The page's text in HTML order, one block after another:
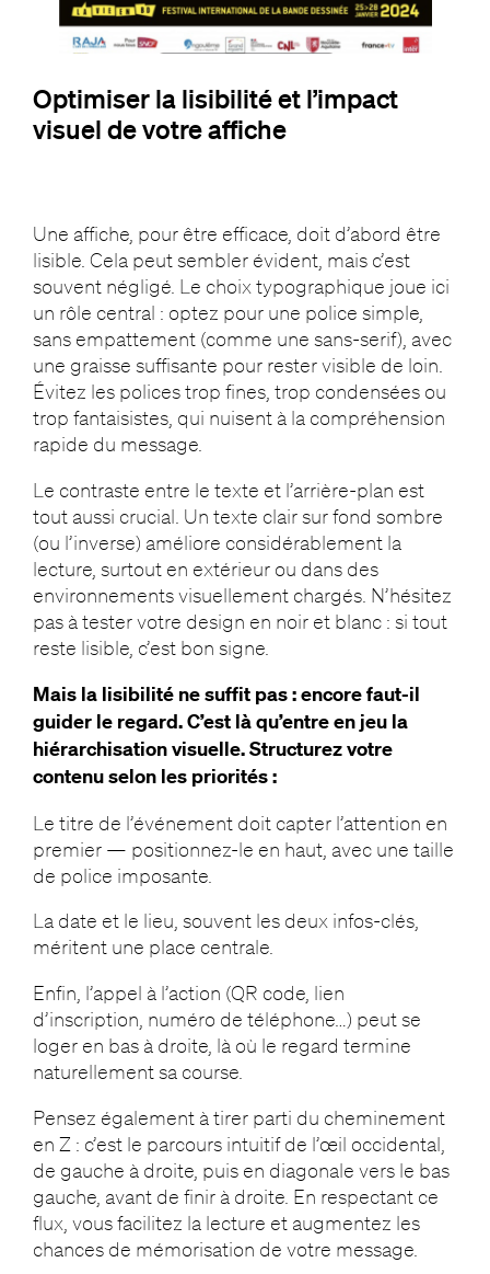
Optimiser la lisibilité et l’impact
visuel de votre affiche
Une affiche, pour être efficace, doit d’abord être
lisible. Cela peut sembler évident, mais c’est
souvent négligé. Le choix typographique joue ici
un rôle central : optez pour une police simple,
sans empattement (comme une sans-serif), avec
une graisse suffisante pour rester visible de loin.
Évitez les polices trop fines, trop condensées ou
trop fantaisistes, qui nuisent à la compréhension
rapide du message.
Le contraste entre le texte et l’arrière-plan est
tout aussi crucial. Un texte clair sur fond sombre
(ou l’inverse) améliore considérablement la
lecture, surtout en extérieur ou dans des
environnements visuellement chargés. N’hésitez
pas à tester votre design en noir et blanc : si tout
reste lisible, c’est bon signe.
Mais la lisibilité ne suffit pas : encore faut-il
guider le regard. C’est là qu’entre en jeu la
hiérarchisation visuelle. Structurez votre
contenu selon les priorités :
Le titre de l’événement doit capter l’attention en
premier — positionnez-le en haut, avec une taille
de police imposante.
La date et le lieu, souvent les deux infos-clés,
méritent une place centrale.
Enfin, l’appel à l’action (QR code, lien
d’inscription, numéro de téléphone…) peut se
loger en bas à droite, là où le regard termine
naturellement sa course.
Pensez également à tirer parti du cheminement
en Z : c’est le parcours intuitif de l’œil occidental,
de gauche à droite, puis en diagonale vers le bas
gauche, avant de finir à droite. En respectant ce
flux, vous facilitez la lecture et augmentez les
chances de mémorisation de votre message.